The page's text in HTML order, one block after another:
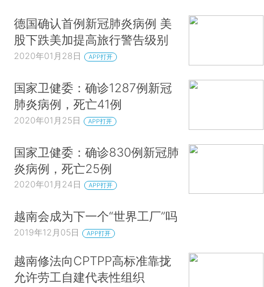
德国确认首例新冠肺炎病例 美
股下跌美加提高旅行警告级别
2020年01月28日 APP打开
国家卫健委：确诊1287例新冠
肺炎病例，死亡41例
2020年01月25日 APP打开
国家卫健委：确诊830例新冠肺
炎病例，死亡25例
2020年01月24日 APP打开
越南会成为下一个“世界工厂”吗
2019年12月05日 APP打开
越南修法向CPTPP高标准靠拢
允许劳工自建代表性组织